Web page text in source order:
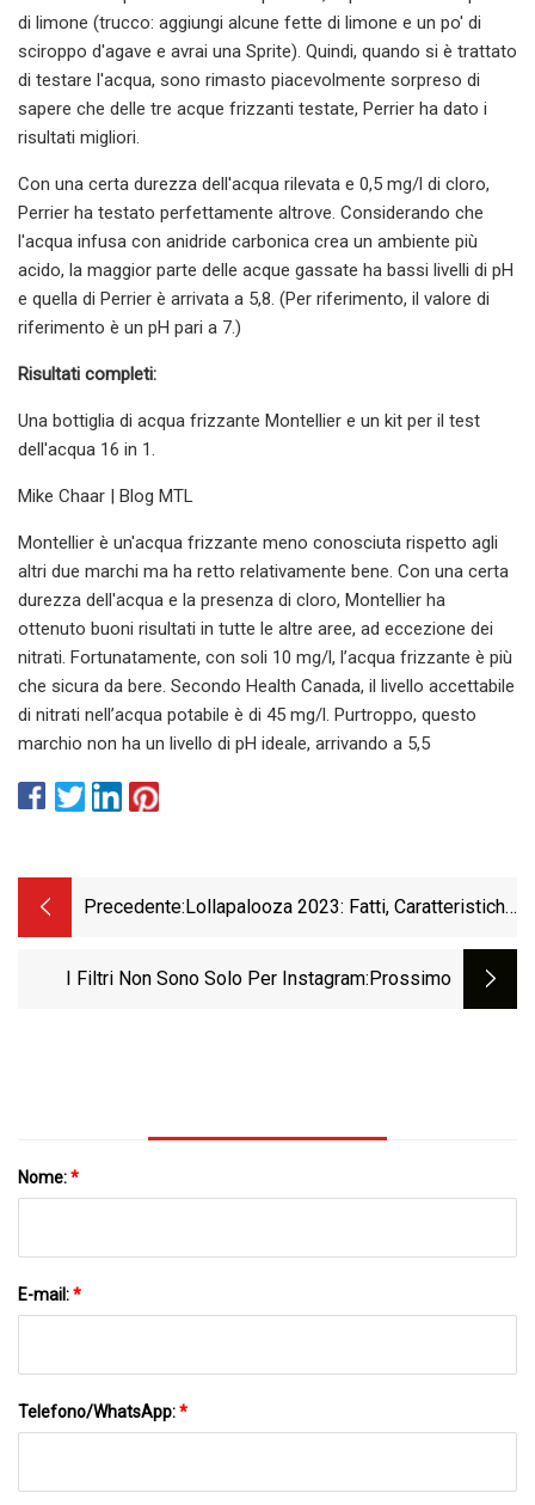
di limone (trucco: aggiungi alcune fette di limone e un po' di
sciroppo d'agave e avrai una Sprite). Quindi, quando si è trattato
di testare l'acqua, sono rimasto piacevolmente sorpreso di
sapere che delle tre acque frizzanti testate, Perrier ha dato i
risultati migliori.
Con una certa durezza dell'acqua rilevata e 0,5 mg/l di cloro,
Perrier ha testato perfettamente altrove. Considerando che
l'acqua infusa con anidride carbonica crea un ambiente più
acido, la maggior parte delle acque gassate ha bassi livelli di pH
e quella di Perrier è arrivata a 5,8. (Per riferimento, il valore di
riferimento è un pH pari a 7.)
Risultati completi:
Una bottiglia di acqua frizzante Montellier e un kit per il test
dell'acqua 16 in 1.
Mike Chaar | Blog MTL
Montellier è un'acqua frizzante meno conosciuta rispetto agli
altri due marchi ma ha retto relativamente bene. Con una certa
durezza dell'acqua e la presenza di cloro, Montellier ha
ottenuto buoni risultati in tutte le altre aree, ad eccezione dei
nitrati. Fortunatamente, con soli 10 mg/l, l’acqua frizzante è più
che sicura da bere. Secondo Health Canada, il livello accettabile
di nitrati nell’acqua potabile è di 45 mg/l. Purtroppo, questo
marchio non ha un livello di pH ideale, arrivando a 5,5
Precedente: Lollapalooza 2023: Fatti, Caratteristiche
I Filtri Non Sono Solo Per Instagram:Prossimo
Nome:*
E-mail:*
Telefono/WhatsApp:*